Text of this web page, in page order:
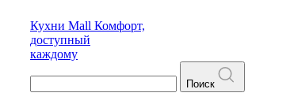
Кухни Mall Комфорт,
доступный
каждому
Поиск